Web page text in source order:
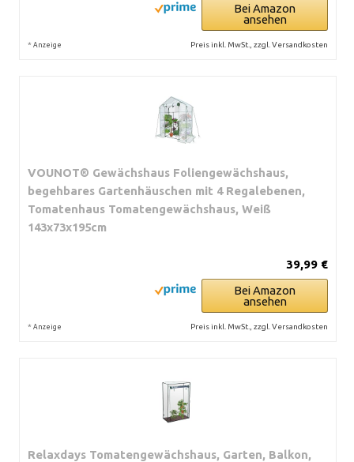
Bei Amazon
ansehen
* Anzeige Preis inkl. MwSt., zzgl. Versandkosten
VOUNOT® Gewächshaus Foliengewächshaus,
begehbares Gartenhäuschen mit 4 Regalebenen,
Tomatenhaus Tomatengewächshaus, Weiß
143x73x195cm
39,99 €
Bei Amazon
ansehen
* Anzeige Preis inkl. MwSt., zzgl. Versandkosten
Relaxdays Tomatengewächshaus, Garten, Balkon,